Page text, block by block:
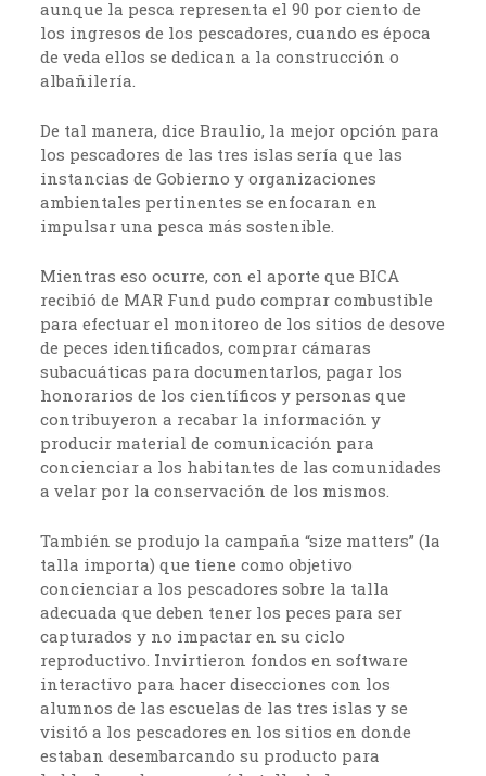
aunque la pesca representa el 90 por ciento de
los ingresos de los pescadores, cuando es época
de veda ellos se dedican a la construcción o
albañilería.
De tal manera, dice Braulio, la mejor opción para
los pescadores de las tres islas sería que las
instancias de Gobierno y organizaciones
ambientales pertinentes se enfocaran en
impulsar una pesca más sostenible.
Mientras eso ocurre, con el aporte que BICA
recibió de MAR Fund pudo comprar combustible
para efectuar el monitoreo de los sitios de desove
de peces identificados, comprar cámaras
subacuáticas para documentarlos, pagar los
honorarios de los científicos y personas que
contribuyeron a recabar la información y
producir material de comunicación para
concienciar a los habitantes de las comunidades
a velar por la conservación de los mismos.
También se produjo la campaña “size matters” (la
talla importa) que tiene como objetivo
concienciar a los pescadores sobre la talla
adecuada que deben tener los peces para ser
capturados y no impactar en su ciclo
reproductivo. Invirtieron fondos en software
interactivo para hacer disecciones con los
alumnos de las escuelas de las tres islas y se
visitó a los pescadores en los sitios en donde
estaban desembarcando su producto para